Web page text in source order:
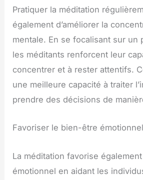
Pratiquer la méditation
également d’améliorer la
mentale. En se focalisant sur un
les méditants renforcent leur
concentrer et à rester attentifs.
une meilleure capacité à traiter
prendre des décisions de
Favoriser le bien-être émotionnel
La méditation favorise
émotionnel en aidant les